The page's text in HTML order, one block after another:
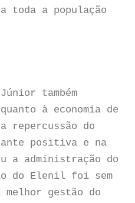
toda a população
também
à economia de
repercussão do
positiva e na
a administração do
do Elenil foi sem
melhor gestão do